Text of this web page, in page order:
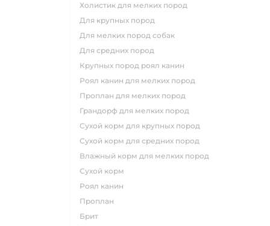
холистик для мелких пород
для крупных пород
для мелких пород собак
для средних пород
крупных пород роял канин
роял канин для мелких пород
проплан для мелких пород
грандорф для мелких пород
сухой корм для крупных пород
сухой корм для средних пород
влажный корм для мелких пород
сухой корм
роял канин
проплан
брит